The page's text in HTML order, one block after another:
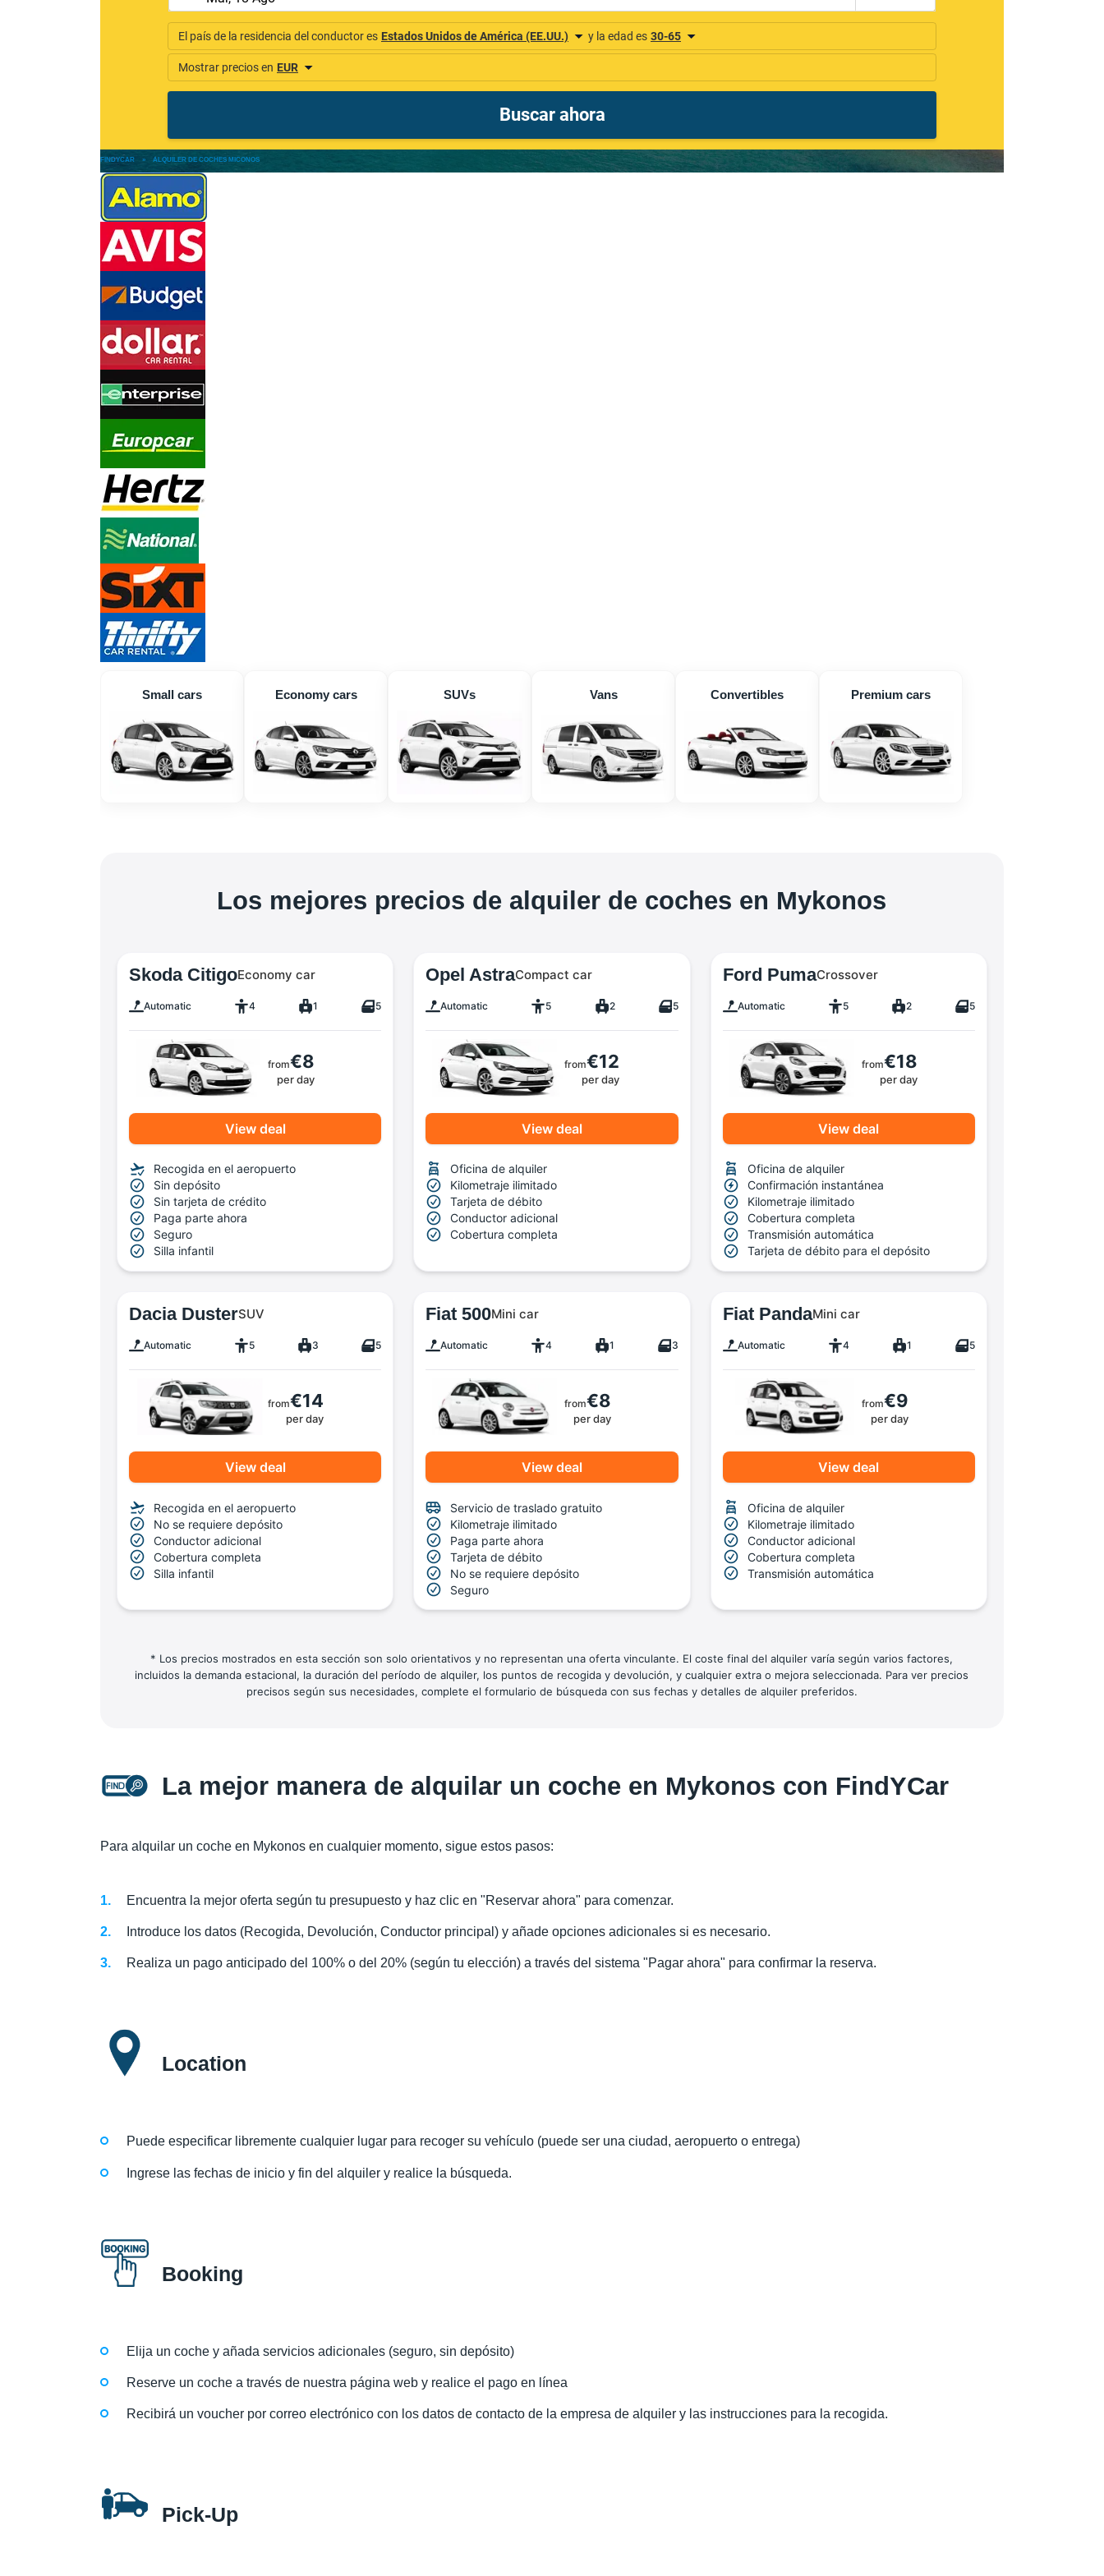
FINDYCAR » ALQUILER DE COCHES MICONOS
Small cars Economy cars SUVs Vans Convertibles Premium cars
Los mejores precios de alquiler de coches en Mykonos
Skoda CitigoEconomy car
Automatic 4 1 5
from€8
per day
View deal
Recogida en el aeropuerto
Sin depósito
Sin tarjeta de crédito
Paga parte ahora
Seguro
Silla infantil
Opel AstraCompact car
Automatic 5 2 5
from€12
per day
View deal
Oficina de alquiler
Kilometraje ilimitado
Tarjeta de débito
Conductor adicional
Cobertura completa
Ford PumaCrossover
Automatic 5 2 5
from€18
per day
View deal
Oficina de alquiler
Confirmación instantánea
Kilometraje ilimitado
Cobertura completa
Transmisión automática
Tarjeta de débito para el depósito
Dacia DusterSUV
Automatic 5 3 5
from€14
per day
View deal
Recogida en el aeropuerto
No se requiere depósito
Conductor adicional
Cobertura completa
Silla infantil
Fiat 500Mini car
Automatic 4 1 3
from€8
per day
View deal
Servicio de traslado gratuito
Kilometraje ilimitado
Paga parte ahora
Tarjeta de débito
No se requiere depósito
Seguro
Fiat PandaMini car
Automatic 4 1 5
from€9
per day
View deal
Oficina de alquiler
Kilometraje ilimitado
Conductor adicional
Cobertura completa
Transmisión automática
* Los precios mostrados en esta sección son solo orientativos y no representan una oferta vinculante. El coste final del alquiler varía según varios factores,
incluidos la demanda estacional, la duración del período de alquiler, los puntos de recogida y devolución, y cualquier extra o mejora seleccionada. Para ver precios
precisos según sus necesidades, complete el formulario de búsqueda con sus fechas y detalles de alquiler preferidos.
La mejor manera de alquilar un coche en Mykonos con FindYCar
Para alquilar un coche en Mykonos en cualquier momento, sigue estos pasos:
Encuentra la mejor oferta según tu presupuesto y haz clic en "Reservar ahora" para comenzar.
Introduce los datos (Recogida, Devolución, Conductor principal) y añade opciones adicionales si es necesario.
Realiza un pago anticipado del 100% o del 20% (según tu elección) a través del sistema "Pagar ahora" para confirmar la reserva.
Location
Puede especificar libremente cualquier lugar para recoger su vehículo (puede ser una ciudad, aeropuerto o entrega)
Ingrese las fechas de inicio y fin del alquiler y realice la búsqueda.
Booking
Elija un coche y añada servicios adicionales (seguro, sin depósito)
Reserve un coche a través de nuestra página web y realice el pago en línea
Recibirá un voucher por correo electrónico con los datos de contacto de la empresa de alquiler y las instrucciones para la recogida.
Pick-Up